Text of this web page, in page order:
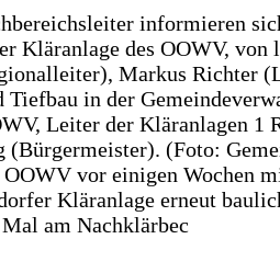
informieren
Kläranlage des OOWV, von
Markus Richter
Tiefbau in der
Leiter der Kläranlagen 1
(Bürgermeister). (Foto:
vor einigen Wochen
Kläranlage erneut
am Nachklärbec